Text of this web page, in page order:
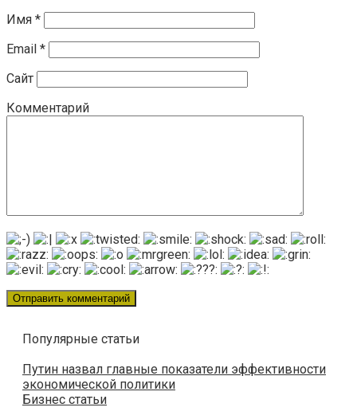
Имя *
Email *
Сайт
Комментарий
Популярные статьи
Путин назвал главные показатели эффективности
экономической политики
Бизнес статьи